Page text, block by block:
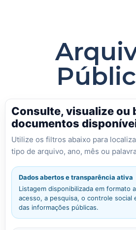
Consulte, visualize ou
documentos
Utilize os filtros abaixo para
tipo de arquivo, ano, mês ou
Dados abertos e transparência ativa
Listagem disponibilizada em formato
acesso, a pesquisa, o controle social
das informações públicas.